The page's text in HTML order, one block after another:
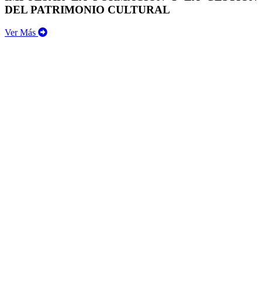
DEL PATRIMONIO CULTURAL
Ver Más